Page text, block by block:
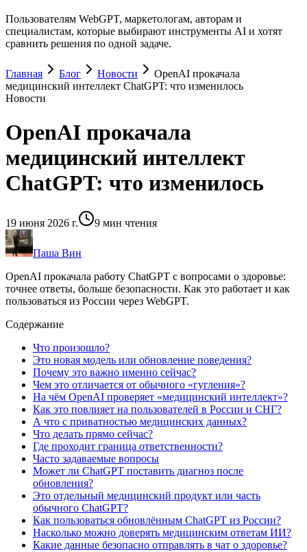
Пользователям WebGPT, маркетологам, авторам и
специалистам, которые выбирают инструменты AI и хотят
сравнить решения по одной задаче.
Главная Блог Новости
OpenAI прокачала
медицинский интеллект ChatGPT: что изменилось
Новости
OpenAI прокачала
медицинский интеллект
ChatGPT: что изменилось
19 июня 2026 г. 9 мин чтения
Паша Вин
OpenAI прокачала работу ChatGPT с вопросами о здоровье:
точнее ответы, больше безопасности. Как это работает и как
пользоваться из России через WebGPT.
Содержание
Что произошло?
Это новая модель или обновление поведения?
Почему это важно именно сейчас?
Чем это отличается от обычного «гугления»?
На чём OpenAI проверяет «медицинский интеллект»?
Как это повлияет на пользователей в России и СНГ?
А что с приватностью медицинских данных?
Что делать прямо сейчас?
Где проходит граница ответственности?
Часто задаваемые вопросы
Может ли ChatGPT поставить диагноз после
обновления?
Это отдельный медицинский продукт или часть
обычного ChatGPT?
Как пользоваться обновлённым ChatGPT из России?
Насколько можно доверять медицинским ответам ИИ?
Какие данные безопасно отправлять в чат о здоровье?